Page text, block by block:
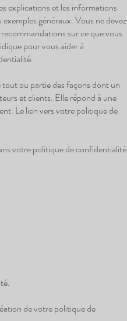
explications et les informations
généraux. Vous ne devez
sur ce que vous
pour vous aider à
ou partie des façons dont un
et clients. Elle répond à une
Le lien vers votre politique de
votre politique de confidentialité
de votre politique de